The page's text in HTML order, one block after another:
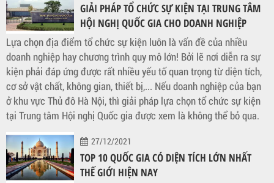
GIẢI PHÁP TỔ CHỨC SỰ KIỆN TẠI TRUNG TÂM
HỘI NGHỊ QUỐC GIA CHO DOANH NGHIỆP
Lựa chọn địa điểm tổ chức sự kiện luôn là vấn đề của nhiều
doanh nghiệp hay chương trình quy mô lớn! Bởi lẽ nơi diễn ra sự
kiện phải đáp ứng được rất nhiều yếu tố quan trọng từ diện tích,
cơ sở vật chất, không gian, thiết bị,... Nếu doanh nghiệp của bạn
ở khu vực Thủ đô Hà Nội, thì giải pháp lựa chọn tổ chức sự kiện
tại Trung tâm Hội nghị Quốc gia được xem là không thể bỏ qua.
27/12/2021
TOP 10 QUỐC GIA CÓ DIỆN TÍCH LỚN NHẤT
THẾ GIỚI HIỆN NAY